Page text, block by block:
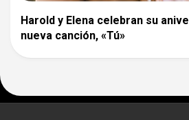
Harold y Elena celebran su
nueva canción, «Tú»